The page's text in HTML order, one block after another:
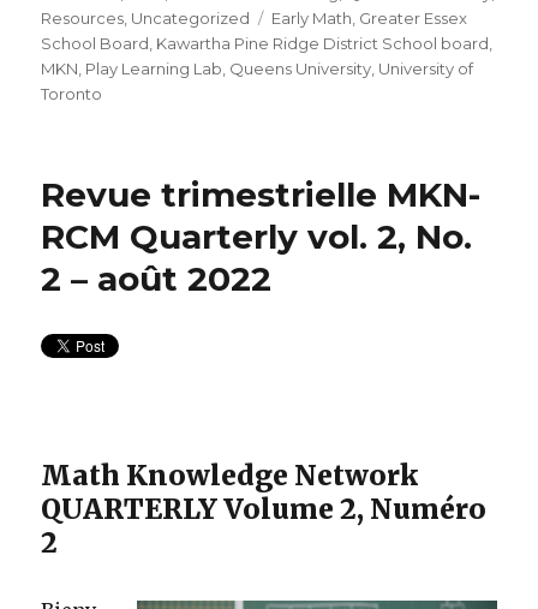
Resources Uncategorized Tags
Early Math Greater Essex
School Board Kawartha Pine Ridge District School board
MKN Play Learning Lab Queens University University of
Toronto
Revue trimestrielle MKN-
RCM Quarterly vol. 2, No.
2 – août 2022
Math Knowledge Network
QUARTERLY Volume 2, Numéro
2